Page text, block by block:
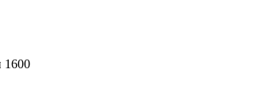
1600